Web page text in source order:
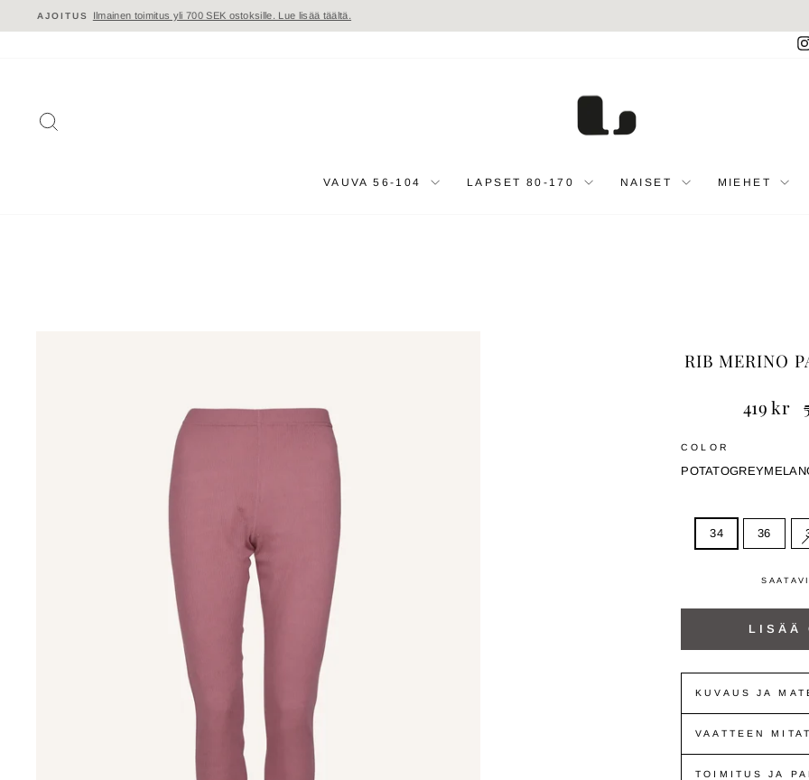
sisältöön
Keskeytä
VAUVA 56-104 LAPSET 80-170 NAISET MIEHET
RIB MERINO
419 kr
COLOR
POTATO
34 36
LISÄÄ
KUVAUS JA
VAATTEEN MITAT
TOIMITUS JA